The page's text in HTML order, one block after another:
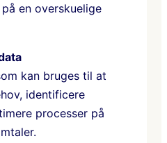
en overskuelige
kan bruges til at
identificere
processer på